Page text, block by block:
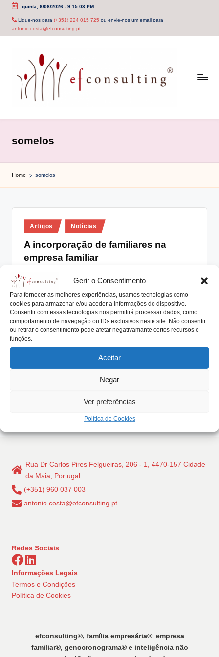
Gerir o Consentimento
Para fornecer as melhores experiências, usamos tecnologias como
cookies para armazenar e/ou aceder a informações do dispositivo.
Consentir com essas tecnologias nos permitirá processar dados, como
comportamento de navegação ou IDs exclusivos neste site. Não consentir
ou retirar o consentimento pode afetar negativamante certos recursos e
funções.
Aceitar
Negar
Ver preferências
Política de Cookies
Skip
quinta, 6/08/2026- 9:15:03 PM
Ligue-nos para (+351) 224 015 725 ou envie-nos um email para
antonio.costa@efconsulting.pt.
c
o
n
u
g
.
p
t
somelos
Home somelos
Posted
in
Artigos Notícias
A incorporação de familiares na
empresa familiar
Posted
by
Ter familiares dos sócios a trabalhar na empresa por
eles controlada, é uma das principais…
Read More
Rua Dr Carlos Pires Felgueiras, 206 - 1, 4470-157 Cidade
da Maia, Portugal
(+351) 960 037 003
antonio.costa@efconsulting.pt
Redes Sociais
Informações Legais
Termos e Condições
Política de Cookies
efconsulting®️, família empresária®️, empresa
familiar®️, genocronograma®️ e inteligência não